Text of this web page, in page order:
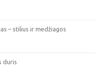
– stilius ir medžiagos
duris